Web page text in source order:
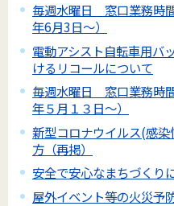
毎週水曜日 窓口業務時
年6月3日～）
電動アシスト自転車用バ
けるリコールについて
毎週水曜日 窓口業務時
年５月１３日～）
新型コロナウイルス(感
方（再掲）
安全で安心なまちづくり
屋外イベント等の火災予